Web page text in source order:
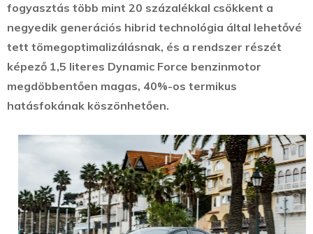
fogyasztás több mint 20 százalékkal csökkent a
negyedik generációs hibrid technológia által lehetővé
tett tömegoptimalizálásnak, és a rendszer részét
képező 1,5 literes Dynamic Force benzinmotor
megdöbbentően magas, 40%-os termikus
hatásfokának köszönhetően.